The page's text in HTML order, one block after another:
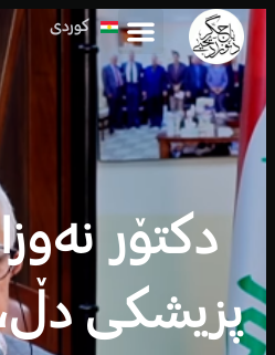
کوردیالعربية
دکتۆر
پزیشکی دڵ،